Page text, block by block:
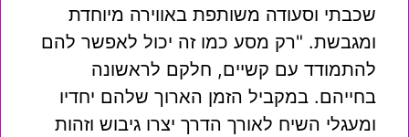
שכבתי וסעודה משותפת באווירה מיוחדת
ומגבשת. "רק מסע כמו זה יכול לאפשר להם
להתמודד עם קשיים, חלקם לראשונה
בחייהם. במקביל הזמן הארוך שלהם יחדיו
ומעגלי השיח לאורך הדרך יצרו גיבוש וזהות